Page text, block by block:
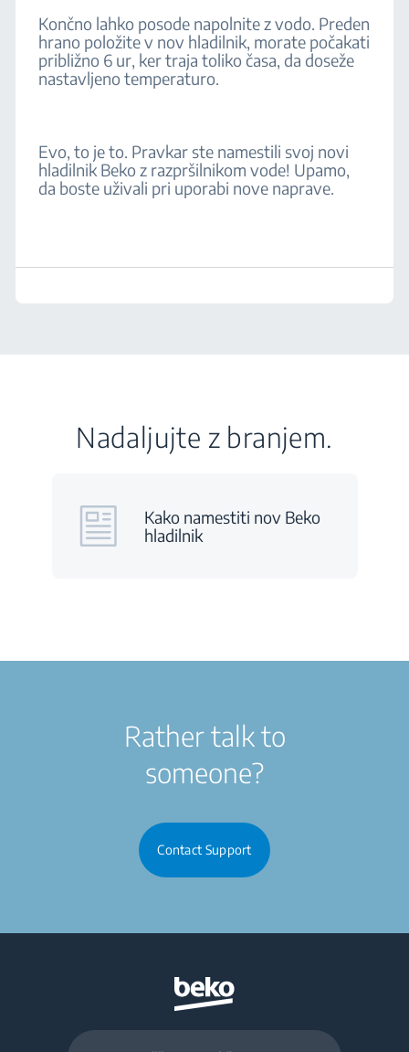
Končno lahko posode napolnite z vodo. Preden
hrano položite v nov hladilnik, morate počakati
približno 6 ur, ker traja toliko časa, da doseže
nastavljeno temperaturo.
Evo, to je to. Pravkar ste namestili svoj novi
hladilnik Beko z razpršilnikom vode! Upamo,
da boste uživali pri uporabi nove naprave.
Nadaljujte z branjem.
Kako namestiti nov Beko
hladilnik
Rather talk to
someone?
Contact Support